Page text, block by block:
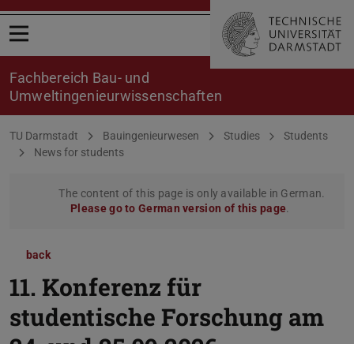
Open menu
Fachbereich Bau- und
Umweltingenieurwissenschaften
You are here:
TU Darmstadt Bauingenieurwesen Studies
Students
News for students
The content of this page is only available in German.
Please go to German version of this page.
back
11. Konferenz für
studentische Forschung am